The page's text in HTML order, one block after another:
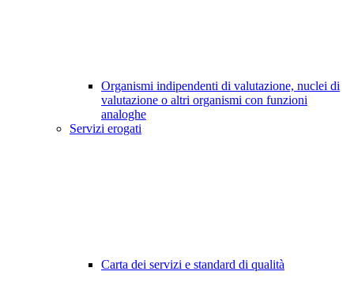
Organismi indipendenti di valutazione, nuclei di
valutazione o altri organismi con funzioni
analoghe
Servizi erogati
Carta dei servizi e standard di qualità